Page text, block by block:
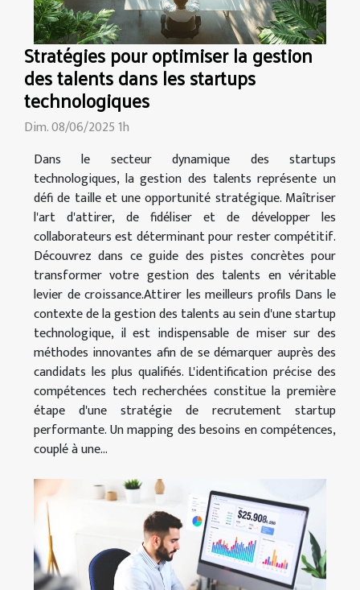
Stratégies pour optimiser la gestion
des talents dans les startups
technologiques
Dim. 08/06/2025 1h
Dans le secteur dynamique des startups
technologiques, la gestion des talents représente un
défi de taille et une opportunité stratégique. Maîtriser
l'art d'attirer, de fidéliser et de développer les
collaborateurs est déterminant pour rester compétitif.
Découvrez dans ce guide des pistes concrètes pour
transformer votre gestion des talents en véritable
levier de croissance.Attirer les meilleurs profils Dans le
contexte de la gestion des talents au sein d'une startup
technologique, il est indispensable de miser sur des
méthodes innovantes afin de se démarquer auprès des
candidats les plus qualifiés. L'identification précise des
compétences tech recherchées constitue la première
étape d'une stratégie de recrutement startup
performante. Un mapping des besoins en compétences,
couplé à une...